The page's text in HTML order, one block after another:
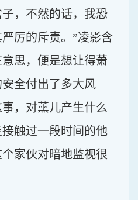
，不然的话，我恐
厉的斥责。”凌影含
思，便是想让得萧
全付出了多大风
，对薰儿产生什么
触过一段时间的他
家伙对暗地监视很